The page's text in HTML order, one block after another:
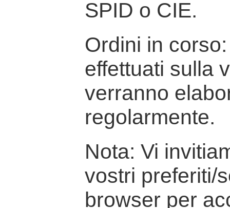
SPID o CIE.
Ordini in
effettuati sulla
verranno
regolarmente.
Nota: Vi
vostri preferiti/
browser per